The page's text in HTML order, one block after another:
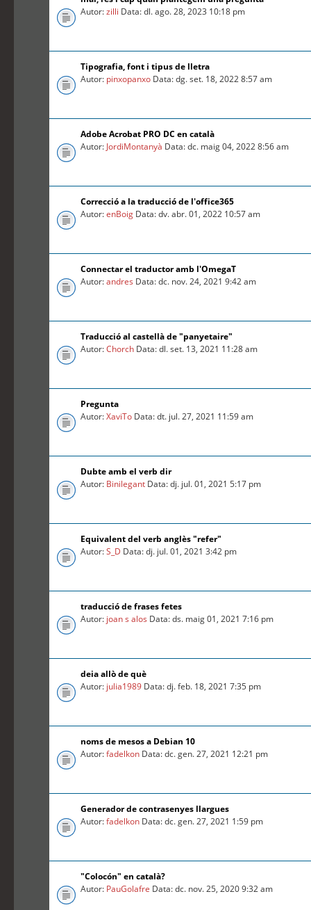
Autor:zilli Data: dl. ago. 28, 2023 10:18 pm
Tipografia, font i tipus de lletra
Autor: pinxopanxo Data: dg. set. 18, 2022 8:57 am
Adobe Acrobat PRO DC en català
Autor: JordiMontanyà Data: dc. maig 04, 2022 8:56 am
Correcció a la traducció de l'office365
Autor:enBoig Data: dv. abr. 01, 2022 10:57 am
Connectar el traductor amb l'OmegaT
Autor:andres Data: dc. nov. 24, 2021 9:42 am
Traducció al castellà de "panyetaire"
Autor:Chorch Data: dl. set. 13, 2021 11:28 am
Pregunta
Autor:XaviTo Data: dt. jul. 27, 2021 11:59 am
Dubte amb el verb dir
Autor: Binilegant Data: dj. jul. 01, 2021 5:17 pm
Equivalent del verb anglès "refer"
Autor:S_D Data: dj. jul. 01, 2021 3:42 pm
traducció de frases fetes
Autor: joan s alos Data: ds. maig 01, 2021 7:16 pm
deia allò de què
Autor: julia1989 Data: dj. feb. 18, 2021 7:35 pm
noms de mesos a Debian 10
Autor:fadelkon Data: dc. gen. 27, 2021 12:21 pm
Generador de contrasenyes llargues
Autor:fadelkon Data: dc. gen. 27, 2021 1:59 pm
"Colocón" en català?
Autor: PauGolafre Data: dc. nov. 25, 2020 9:32 am